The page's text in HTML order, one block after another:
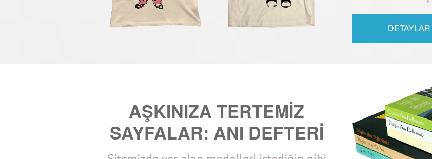
DETAYLAR
AŞKINIZA TERTEMİZ
SAYFALAR: ANI DEFTERİ